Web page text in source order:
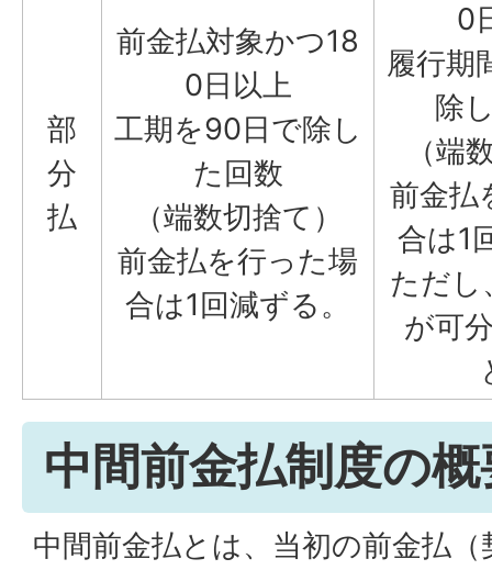
部
分
払
前金払対象かつ18
0日以上
工期を90日で除し
た回数
（端数切捨て）
前金払を行った場
合は1回減ずる。
0
履行期
除
（端
前金払
合は1
ただし
が可
中間前金払制度の概
中間前金払とは、当初の前金払